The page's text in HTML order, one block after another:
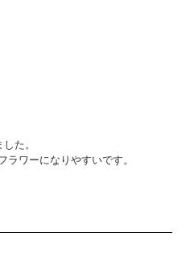
た。
ラワーになりやすいです。